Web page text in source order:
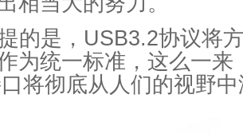
的是，USB3.2协议将
为统一标准，这么一来
将彻底从人们的视野